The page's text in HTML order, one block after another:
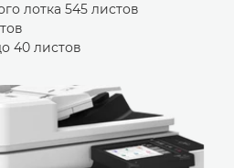
лотка 545 листов
40 листов